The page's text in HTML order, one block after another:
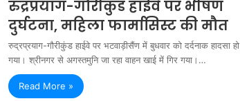
रुद्रप्रयाग-गौरीकुंड हाईवे पर भीषण
दुर्घटना, महिला फार्मासिस्ट की मौत
रुद्रप्रयाग-गौरीकुंड हाईवे पर भटवाड़ीसैंण में बुधवार को दर्दनाक हादसा हो
गया। श्रीनगर से अगस्तमुनि जा रहा वाहन खाई में गिर गया।…
Read More »